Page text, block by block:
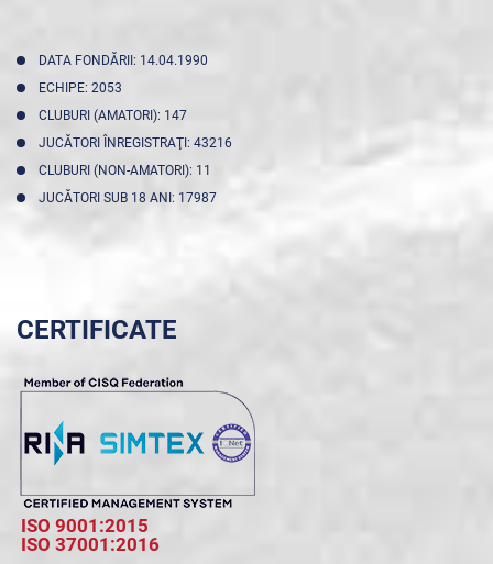
DATA FONDĂRII: 14.04.1990
ECHIPE: 2053
CLUBURI (AMATORI): 147
JUCĂTORI ÎNREGISTRAŢI: 43216
CLUBURI (NON-AMATORI): 11
JUCĂTORI SUB 18 ANI: 17987
CERTIFICATE
ISO 9001:2015
ISO 37001:2016